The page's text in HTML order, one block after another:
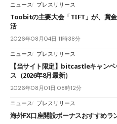
ニュース プレスリリース
Toobitの主要大会「TIFT」が、賞金
活
2026年08月04日 11時38分
ニュース プレスリリース
【当サイト限定】bitcastleキャン
ス（2026年8月最新）
2026年08月01日 08時12分
ニュース プレスリリース
海外FX口座開設ボーナスおすすめラ